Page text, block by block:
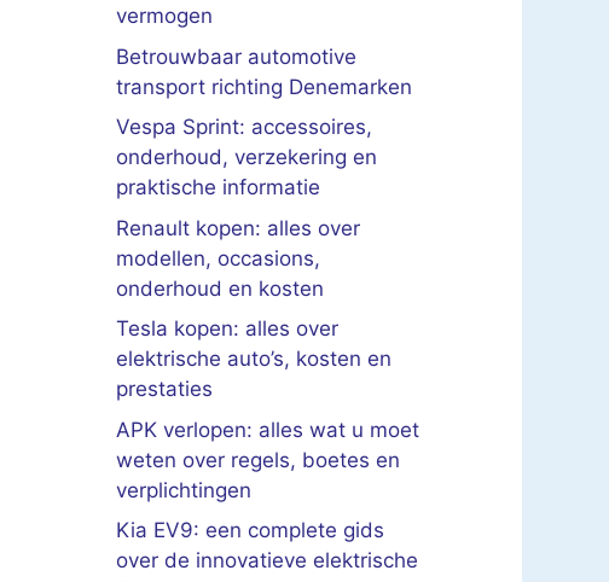
vermogen
Betrouwbaar automotive
transport richting Denemarken
Vespa Sprint: accessoires,
onderhoud, verzekering en
praktische informatie
Renault kopen: alles over
modellen, occasions,
onderhoud en kosten
Tesla kopen: alles over
elektrische auto’s, kosten en
prestaties
APK verlopen: alles wat u moet
weten over regels, boetes en
verplichtingen
Kia EV9: een complete gids
over de innovatieve elektrische